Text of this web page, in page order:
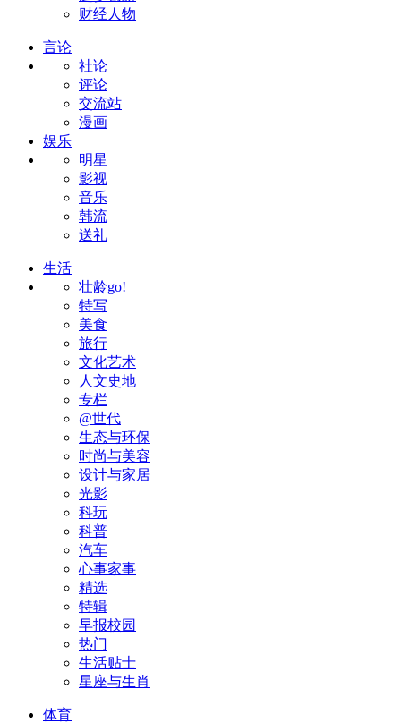
财经人物
言论
社论
评论
交流站
漫画
娱乐
明星
影视
音乐
韩流
送礼
生活
壮龄go!
特写
美食
旅行
文化艺术
人文史地
专栏
@世代
生态与环保
时尚与美容
设计与家居
光影
科玩
科普
汽车
心事家事
精选
特辑
早报校园
热门
生活贴士
星座与生肖
体育